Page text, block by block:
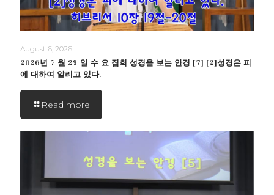
August 6, 2026
2026년 7 월 29 일 수 요 집회 성경을 보는 안경 [7] [2]성경은 피
에 대하여 알리고 있다.
Read more